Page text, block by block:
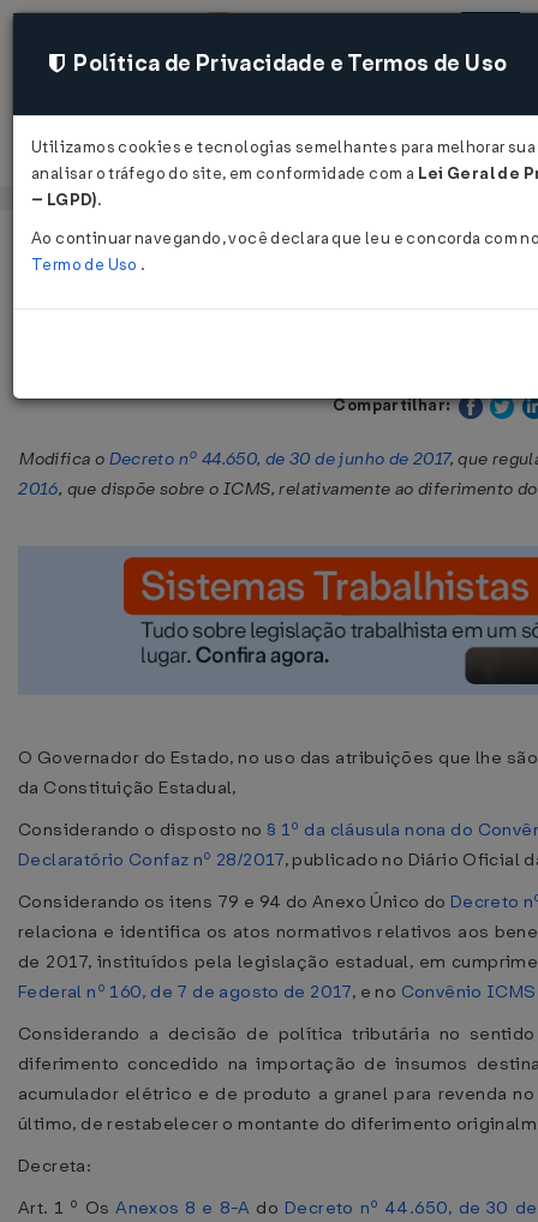
Acessar
Página Inicial Legislações Legislação Estadual - Pernambuco
Decreto Nº 46638 DE 23/10/2018
Compartilhar:
Modifica o Decreto nº 44.650, de 30 de junho de 2017, que
2016, que dispõe sobre o ICMS, relativamente ao diferimento
O Governador do Estado, no uso das atribuições que lhe
da Constituição Estadual,
Considerando o disposto no § 1º da cláusula nona do
Declaratório Confaz nº 28/2017, publicado no Diário Oficial
Considerando os itens 79 e 94 do Anexo Único do Decreto
relaciona e identifica os atos normativos relativos aos
de 2017, instituídos pela legislação estadual, em
Federal nº 160, de 7 de agosto de 2017, e no Convênio
Considerando a decisão de política tributária no
diferimento concedido na importação de insumos
acumulador elétrico e de produto a granel para revenda
último, de restabelecer o montante do diferimento
Decreta:
Art. 1 º Os Anexos 8 e 8-A do Decreto nº 44.650, de 30
Política de Privacidade e Termos de Uso
Utilizamos cookies e tecnologias semelhantes para melhorar
analisar o tráfego do site, em conformidade com a Lei Geral de
– LGPD).
Ao continuar navegando, você declara que leu e concorda com
Termo de Uso .